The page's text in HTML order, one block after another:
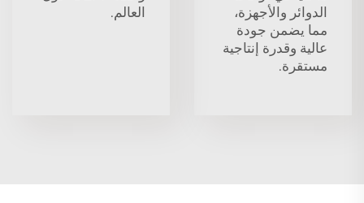
الدوائر والأجهزة،
مما يضمن جودة
عالية وقدرة إنتاجية
مستقرة.
العالم.